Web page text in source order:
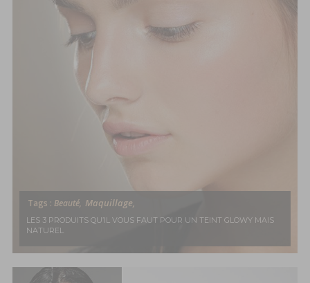
Tags : Beauté, Maquillage,
LES 3 PRODUITS QU’IL VOUS FAUT POUR UN TEINT GLOWY MAIS
NATUREL